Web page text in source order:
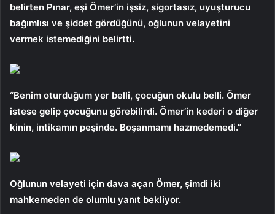
belirten Pınar, eşi Ömer’in işsiz, sigortasız, uyuşturucu
bağımlısı ve şiddet gördüğünü, oğlunun velayetini
vermek istemediğini belirtti.
“Benim oturduğum yer belli, çocuğun okulu belli. Ömer
istese gelip çocuğunu görebilirdi. Ömer’in kederi o diğer
kinin, intikamın peşinde. Boşanmamı hazmedemedi.”
Oğlunun velayeti için dava açan Ömer, şimdi iki
mahkemeden de olumlu yanıt bekliyor.